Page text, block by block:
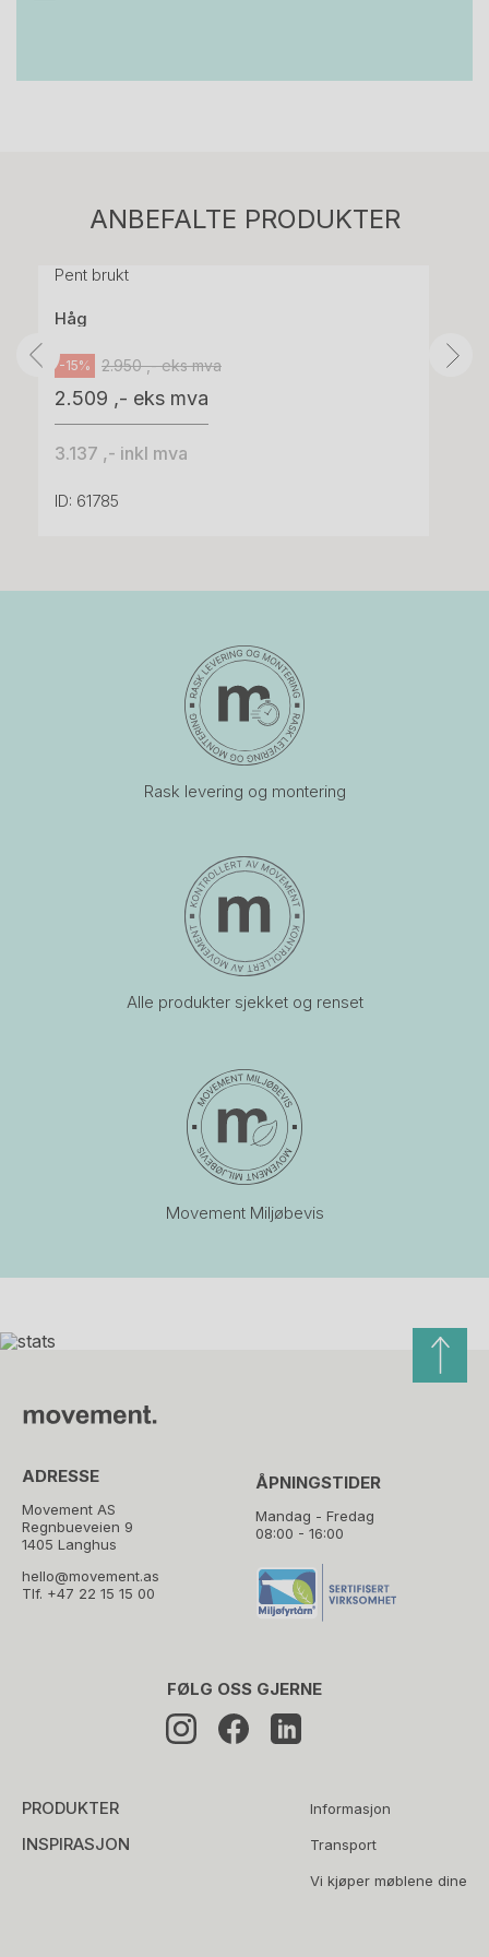
ANBEFALTE PRODUKTER
H05 5600 Swingback-armlene Mørk
Pent brukt
Håg
-15% 2.950 ,- eks mva
2.509 ,- eks mva
3.137 ,- inkl mva
ID: 61785
Rask levering og montering
Alle produkter sjekket og renset
Movement Miljøbevis
ADRESSE
Movement AS
Regnbueveien 9
1405 Langhus
hello@movement.as
Tlf. +47 22 15 15 00
ÅPNINGSTIDER
Mandag - Fredag
08:00 - 16:00
PRODUKTER
INSPIRASJON
Informasjon
Transport
Vi kjøper møblene dine
FØLG OSS GJERNE